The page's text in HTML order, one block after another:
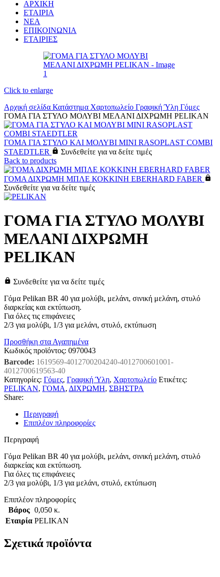
ΑΡΧΙΚΗ
ΕΤΑΙΡΙΑ
ΝΕΑ
ΕΠΙΚΟΙΝΩΝΙΑ
ΕΤΑΙΡΙΕΣ
Click to enlarge
Αρχική σελίδα Κατάστημα Χαρτοπωλείο Γραφική Ύλη Γόμες
ΓΟΜΑ ΓΙΑ ΣΤΥΛΟ ΜΟΛΥΒΙ ΜΕΛΑΝΙ ΔΙΧΡΩΜΗ PELIKAN
ΓΟΜΑ ΓΙΑ ΣΤΥΛΟ ΚΑΙ ΜΟΛΥΒΙ ΜΙΝΙ RASOPLAST COMBI
STAEDTLER
Συνδεθείτε για να δείτε τιμές
Back to products
ΓΟΜΑ ΔΙΧΡΩΜΗ ΜΠΛΕ ΚΟΚΚΙΝΗ EBERHARD FABER
Συνδεθείτε για να δείτε τιμές
ΓΟΜΑ ΓΙΑ ΣΤΥΛΟ ΜΟΛΥΒΙ
ΜΕΛΑΝΙ ΔΙΧΡΩΜΗ
PELIKAN
Συνδεθείτε για να δείτε τιμές
Γόμα Pelikan BR 40 για μολύβι, μελάνι, σινική μελάνη, στυλό
διαρκείας και εκτύπωση.
Για όλες τις επιφάνειες
2/3 για μολύβι, 1/3 για μελάνι, στυλό, εκτύπωση
Προσθήκη στα Αγαπημένα
Κωδικός προϊόντος: 0970043
Barcode: 1619569-4012700204240-4012700601001-
4012700619563-40
Κατηγορίες: Γόμες, Γραφική Ύλη, Χαρτοπωλείο Ετικέτες:
PELIKAN, ΓΟΜΑ, ΔΙΧΡΩΜΗ, ΣΒΗΣΤΡΑ
Share:
Περιγραφή
Επιπλέον πληροφορίες
Περιγραφή
Γόμα Pelikan BR 40 για μολύβι, μελάνι, σινική μελάνη, στυλό
διαρκείας και εκτύπωση.
Για όλες τις επιφάνειες
2/3 για μολύβι, 1/3 για μελάνι, στυλό, εκτύπωση
Επιπλέον πληροφορίες
Βάρος 0,050 κ.
Εταιρία PELIKAN
Σχετικά προϊόντα